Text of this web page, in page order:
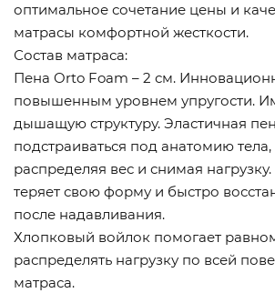
оптимальное сочетание цены и
матрасы комфортной жесткости.
Состав матраса:
Пена Orto Foam – 2 см.
повышенным уровнем упругости.
дышащую структуру. Эластичная
подстраиваться под анатомию
распределяя вес и снимая
теряет свою форму и быстро
после надавливания.
Хлопковый войлок помогает
распределять нагрузку по всей
матраса.